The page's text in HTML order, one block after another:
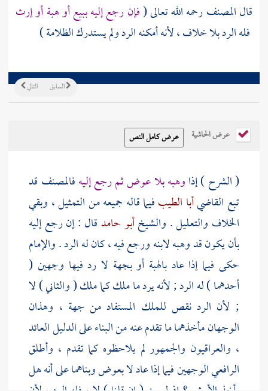
قالالمصنفرحمه الله تعالى (فإن رجع إليه ببيع أو هبة أو إرث
فله الرد بلا خلاف ، لأنه أمكنه الرد ولم يستدرك الظلامة )
التالي السابق
عرض الحاشية
( الشرح ) إذاوهبه بلا عوض ثم رجع إليهفالمصنف قد
تبع القاضيأبا الطيبفيما قاله جميعه من التمثيل ، وبقي
الخلاف والتعليل . والشيخأبو حامدقال : إن رجع إليه
بأن يكون قد وهبه لابنه ورجع فيه ، كان له الرد .والإمام
حكى فيما إذا عاد بالهبة أو بجهة لا رد فيها وجهين (
أحدهما ) له الرد ; لأنه يرد ما ملك كما ملك ( والثاني ) لا
; لأن الرد نقص للملك المستفاد من جهة ، وهذان
الوجهان مأخذهما ما تقدم عنه من البناء على الدليل العائد
، والعراقيون والجمهور لم يلاحظوه كما تقدم ، وأطلق
الرافعيالوجهين فيما إذا عاد لا بعوض وبناهما على أنه هل